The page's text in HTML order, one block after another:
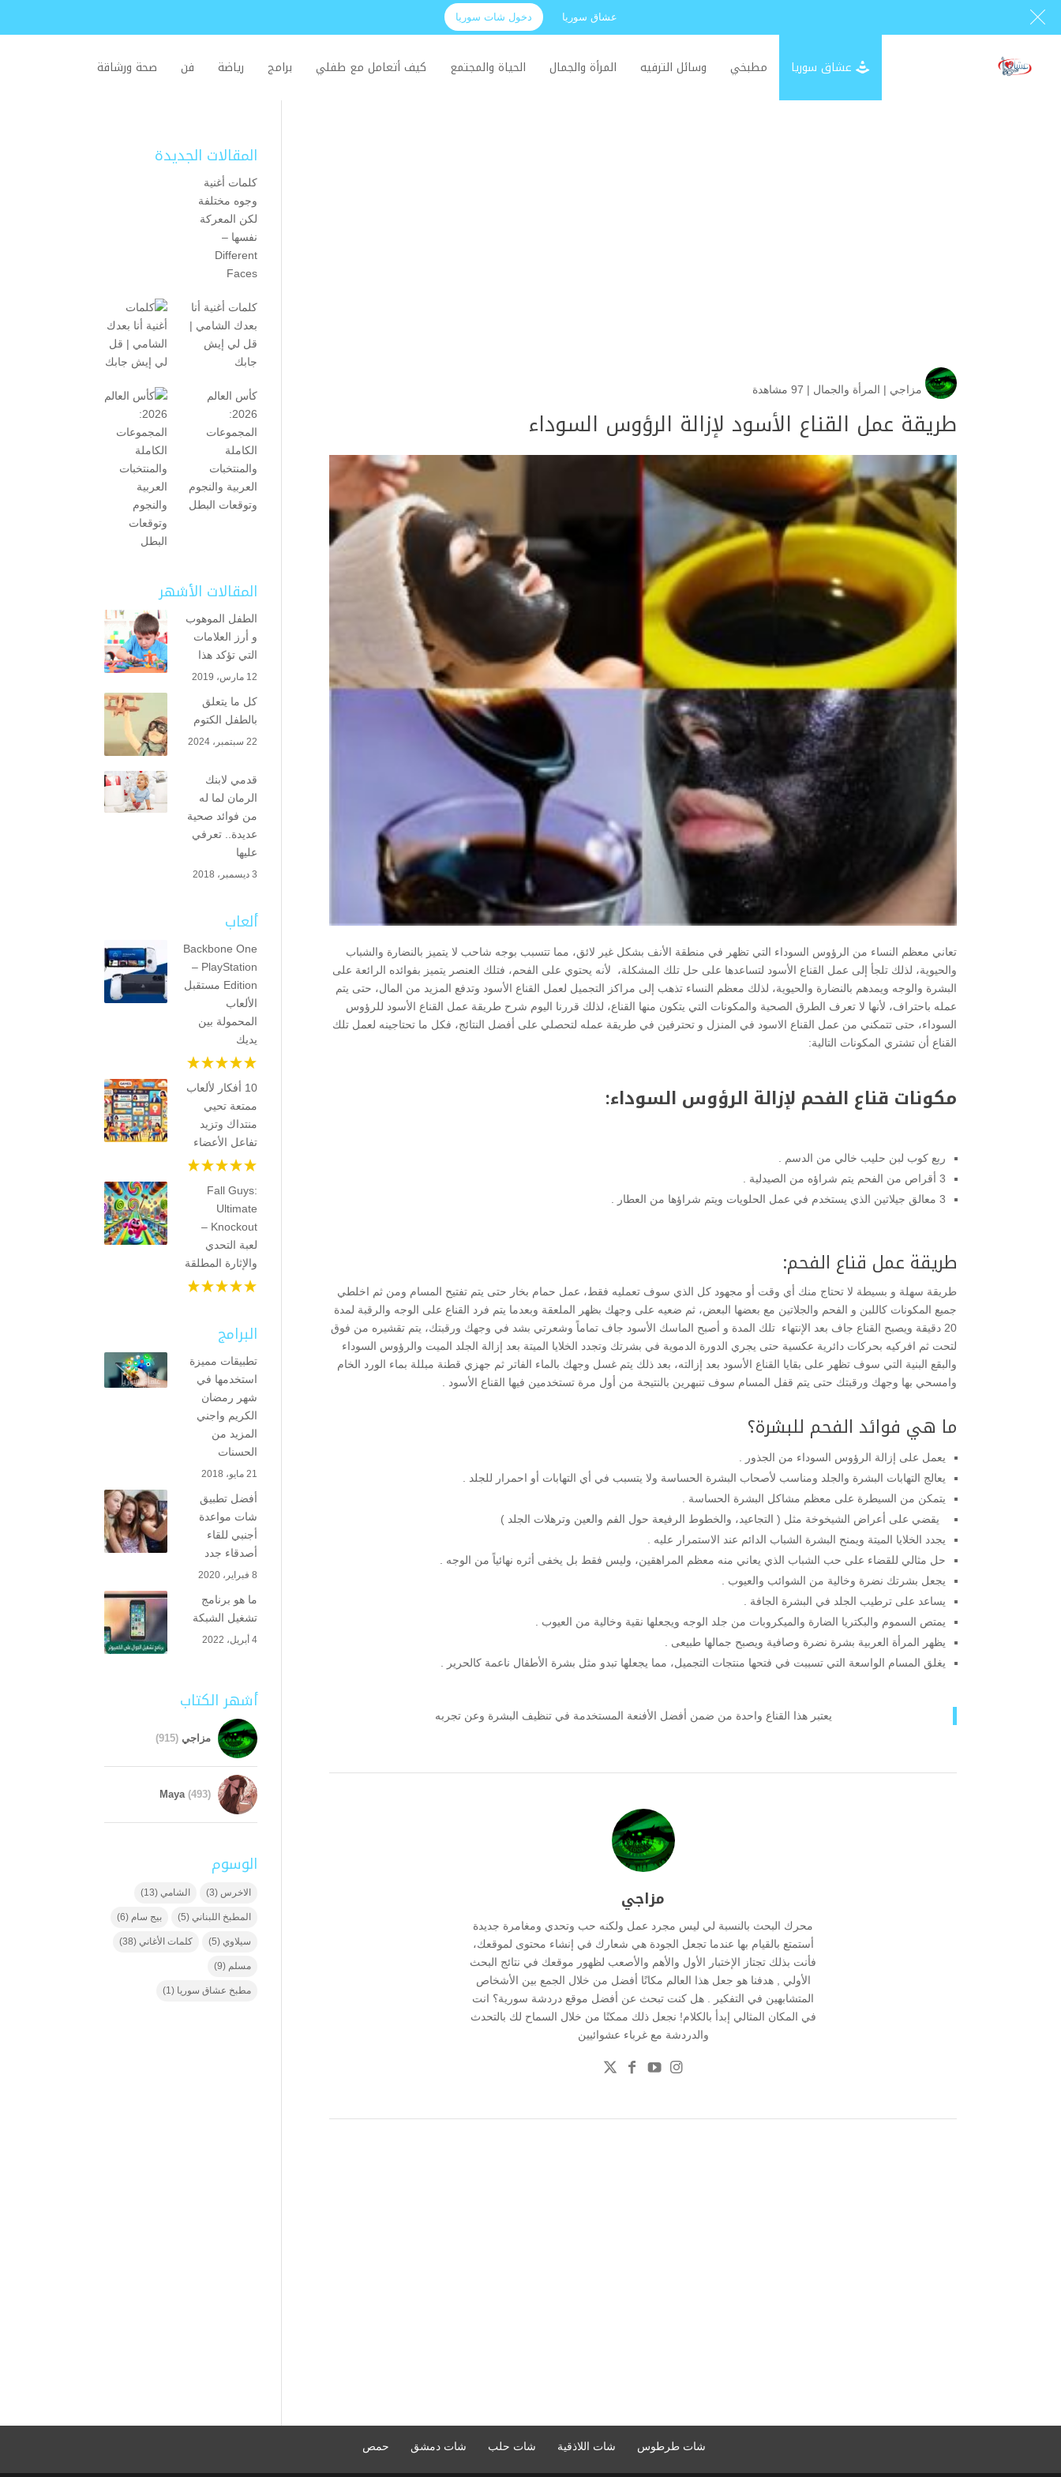
عشاق سوريا دخول شات سوريا
عشاق سوريا مطبخي وسائل الترفيه المرأة والجمال الحياة والمجتمع كيف أتعامل مع طفلي برامج رياضة فن صحة ورشاقة
مزاجي | المرأة والجمال | 97 مشاهدة
طريقة عمل القناع الأسود لإزالة الرؤوس السوداء
تعاني معظم النساء من الرؤوس السوداء التي تظهر في منطقة الأنف بشكل غير لائق، مما تتسبب بوجه شاحب لا يتميز بالنضارة والشباب
والحيوية، لذلك تلجأ إلى عمل القناع الأسود لتساعدها على حل تلك المشكلة، لأنه يحتوي على الفحم، فتلك العنصر يتميز بفوائده الرائعة على
البشرة والوجه ويمدهم بالنضارة والحيوية، لذلك معظم النساء تذهب إلى مراكز التجميل لعمل القناع الأسود وتدفع المزيد من المال، حتى يتم
عمله باحتراف، لأنها لا تعرف الطرق الصحية والمكونات التي يتكون منها القناع، لذلك قررنا اليوم شرح طريقة عمل القناع الأسود للرؤوس
السوداء، حتى تتمكني من عمل القناع الاسود في المنزل و تحترفين في طريقة عمله لتحصلي على أفضل النتائج، فكل ما تحتاجينه لعمل تلك
القناع أن تشتري المكونات التالية:
مكونات قناع الفحم لإزالة الرؤوس السوداء:
ربع كوب لبن حليب خالي من الدسم .
3 أقراص من الفحم يتم شراؤه من الصيدلية .
3 معالق جيلاتين الذي يستخدم في عمل الحلويات ويتم شراؤها من العطار .
طريقة عمل قناع الفحم:
طريقة سهلة و بسيطة لا تحتاج منك أي وقت أو مجهود كل الذي سوف تعمليه فقط، عمل حمام بخار حتى يتم تفتيح المسام ومن ثم اخلطي
جميع المكونات كاللبن و الفحم والجلاتين مع بعضها البعض، ثم ضعيه على وجهك بظهر الملعقة وبعدما يتم فرد القناع على الوجه والرقبة لمدة
20 دقيقة ويصبح القناع جاف بعد الإنتهاء تلك المدة و أصبح الماسك الأسود جاف تماماً وشعرتي بشد في وجهك ورقبتك، يتم تقشيره من فوق
لتحت ثم افركيه بحركات دائرية عكسية حتى يجري الدورة الدموية في بشرتك وتجدد الخلايا الميتة بعد إزالة الجلد الميت والرؤوس السوداء
والبقع البنية التي سوف تظهر على بقايا القناع الأسود بعد إزالته، بعد ذلك يتم غسل وجهك بالماء الفاتر ثم جهزي قطنة مبللة بماء الورد الخام
وامسحي بها وجهك ورقبتك حتى يتم قفل المسام سوف تنبهرين بالنتيجة من أول مرة تستخدمين فيها القناع الأسود .
ما هي فوائد الفحم للبشرة؟
يعمل على إزالة الرؤوس السوداء من الجذور .
يعالج التهابات البشرة والجلد ومناسب لأصحاب البشرة الحساسة ولا يتسبب في أي التهابات أو احمرار للجلد .
يتمكن من السيطرة على معظم مشاكل البشرة الحساسة .
يقضي على أعراض الشيخوخة مثل ( التجاعيد، والخطوط الرفيعة حول الفم والعين وترهلات الجلد )
يجدد الخلايا الميتة ويمنح البشرة الشباب الدائم عند الاستمرار عليه .
حل مثالي للقضاء على حب الشباب الذي يعاني منه معظم المراهقين، وليس فقط بل يخفى أثره نهائياً من الوجه .
يجعل بشرتك نضرة وخالية من الشوائب والعيوب .
يساعد على ترطيب الجلد في البشرة الجافة .
يمتص السموم والبكتريا الضارة والميكروبات من جلد الوجه ويجعلها نقية وخالية من العيوب .
يظهر المرأة العربية بشرة نضرة وصافية ويصبح جمالها طبيعى .
يغلق المسام الواسعة التي تسببت في فتحها منتجات التجميل، مما يجعلها تبدو مثل بشرة الأطفال ناعمة كالحرير .
يعتبر هذا القناع واحدة من ضمن أفضل الأفنعة المستخدمة في تنظيف البشرة وعن تجربه
مزاجي
محرك البحث بالنسبة لي ليس مجرد عمل ولكنه حب وتحدي ومغامرة جديدة
أستمتع بالقيام بها عندما تجعل الجودة هي شعارك في إنشاء محتوى لموقعك،
فأنت بذلك تجتاز الإختبار الأول والأهم والأصعب لظهور موقعك في نتائج البحث
الأولي , هدفنا هو جعل هذا العالم مكانًا أفضل من خلال الجمع بين الأشخاص
المتشابهين في التفكير . هل كنت تبحث عن أفضل موقع دردشة سورية؟ انت
في المكان المثالي إبدأ بالكلام! نجعل ذلك ممكنًا من خلال السماح لك بالتحدث
والدردشة مع غرباء عشوائيين
المقالات الجديدة
كلمات أغنية
وجوه مختلفة
لكن المعركة
نفسها –
Different
Faces
كلمات أغنية أنا
بعدك الشامي |
قل لي إيش
جابك
كأس العالم
2026:
المجموعات
الكاملة
والمنتخبات
العربية والنجوم
وتوقعات البطل
المقالات الأشهر
الطفل الموهوب
و أرز العلامات
التي تؤكد هذا
12 مارس، 2019
كل ما يتعلق
بالطفل الكتوم
22 سبتمبر، 2024
قدمي لابنك
الرمان لما له
من فوائد صحية
عديدة.. تعرفي
عليها
3 ديسمبر، 2018
ألعاب
Backbone One
– PlayStation
Edition مستقبل
الألعاب
المحمولة بين
يديك
10 أفكار لألعاب
ممتعة تحيي
منتداك وتزيد
تفاعل الأعضاء
Fall Guys:
Ultimate
Knockout –
لعبة التحدي
والإثارة المطلقة
البرامج
تطبيقات مميزة
استخدمها في
شهر رمضان
الكريم واجني
المزيد من
الحسنات
21 مايو، 2018
أفضل تطبيق
شات مواعدة
أجنبي للقاء
أصدقاء جدد
8 فبراير، 2020
ما هو برنامج
تشغيل الشبكة
4 أبريل، 2022
أشهر الكتاب
مزاجي (915)
Maya (493)
الوسوم
الاخرس (3) الشامي (13)
المطبخ اللبناني (5) بيج سام (6)
سيلاوي (5) كلمات الأغاني (38)
مسلم (9)
مطبخ عشاق سوريا (1)
شات طرطوس شات اللاذقية شات حلب شات دمشق حمص